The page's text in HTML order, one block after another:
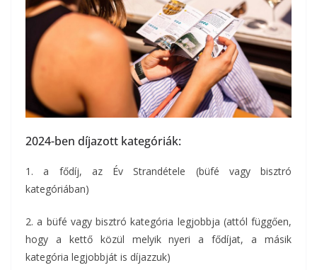
2024-ben díjazott kategóriák:
1. a fődíj, az Év Strandétele (büfé vagy bisztró
kategóriában)
2. a büfé vagy bisztró kategória legjobbja (attól függően,
hogy a kettő közül melyik nyeri a fődíjat, a másik
kategória legjobbját is díjazzuk)